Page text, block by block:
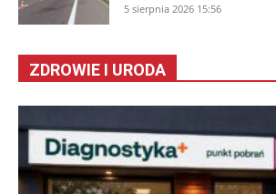
5 sierpnia 2026 15:56
ZDROWIE I URODA